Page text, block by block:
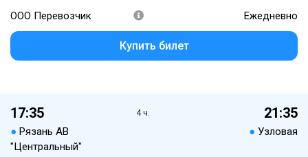
ООО Перевозчик Ежедневно
Купить билет
17:35
● Рязань АВ
"Центральный"
4 ч. 21:35
● Узловая